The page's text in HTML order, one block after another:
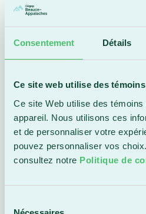
Consentement Détails
Ce site web utilise des témoins
Ce site Web utilise des
appareil. Nous utilisons ces
et de personnaliser votre
pouvez personnaliser vos
consultez notre Politique de
En ligne